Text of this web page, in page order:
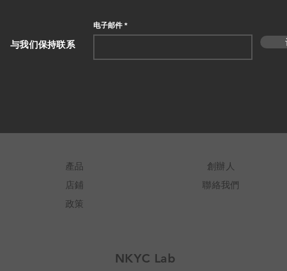
与我们保持联系
电子邮件
產品
店鋪
政策
創辦人
聯絡我們
NKYC Lab